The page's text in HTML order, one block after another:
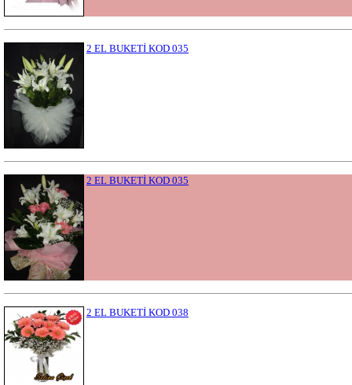
2 EL BUKETİ KOD 035
2 EL BUKETİ KOD 035
2 EL BUKETİ KOD 038